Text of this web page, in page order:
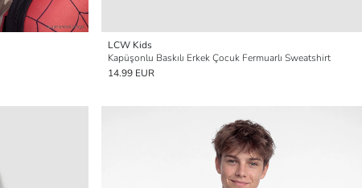
LCW Kids
Kapüşonlu Baskılı Erkek Çocuk Fermuarlı Sweatshirt
14.99 EUR